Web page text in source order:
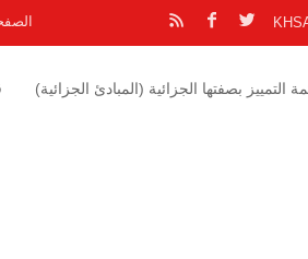
بصفتها الجزائية (المبادئ الجزائية)